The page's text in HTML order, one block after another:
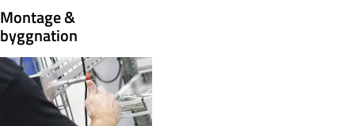
Montage &
byggnation